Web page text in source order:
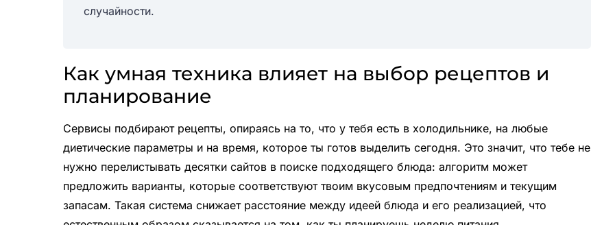
случайности.
Как умная техника влияет на выбор рецептов и
планирование
Сервисы подбирают рецепты, опираясь на то, что у тебя есть в холодильнике, на любые
диетические параметры и на время, которое ты готов выделить сегодня. Это значит, что тебе не
нужно перелистывать десятки сайтов в поиске подходящего блюда: алгоритм может
предложить варианты, которые соответствуют твоим вкусовым предпочтениям и текущим
запасам. Такая система снижает расстояние между идеей блюда и его реализацией, что